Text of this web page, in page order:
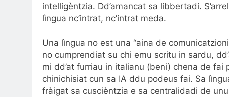
intelligèntzia. Dd’amancat sa libbertadi.
lìngua nc’intrat, nc’intrat meda.
Una lìngua no est una “aina de
no cumprendiat su chi emu scritu in sardu,
mi dd’at furriau in italianu (beni) chena de
chinichisiat cun sa IA ddu podeus fai. Sa
fràigat sa cuscièntzia e sa centralidadi de